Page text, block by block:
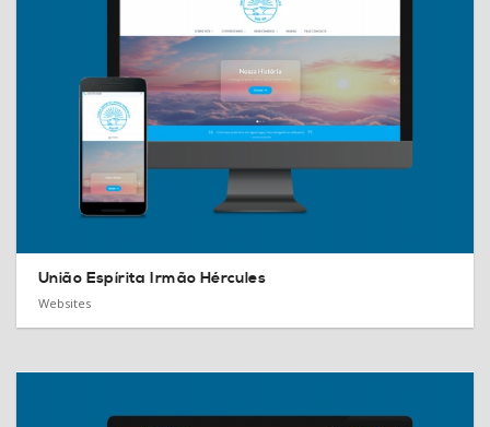
União Espírita Irmão Hércules
Websites